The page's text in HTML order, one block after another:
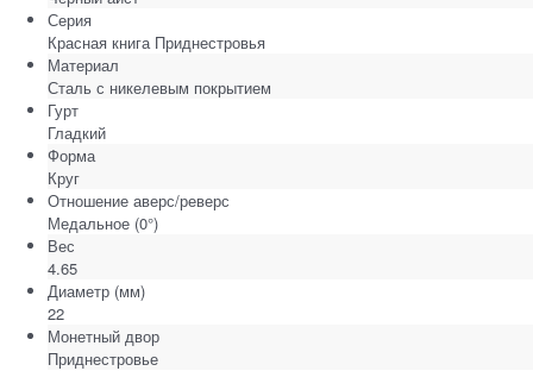
Серия
Красная книга Приднестровья
Материал
Сталь с никелевым покрытием
Гурт
Гладкий
Форма
Круг
Отношение аверс/реверс
Медальное (0°)
Вес
4.65
Диаметр (мм)
22
Монетный двор
Приднестровье